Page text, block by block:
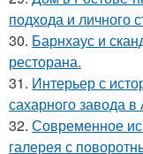
подхода и личного
30. Барнхаус и
ресторана.
31. Интерьер с
сахарного завода
32. Современное
галерея с